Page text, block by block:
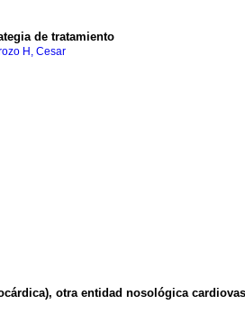
de tratamiento
H, Cesar
otra entidad nosológica